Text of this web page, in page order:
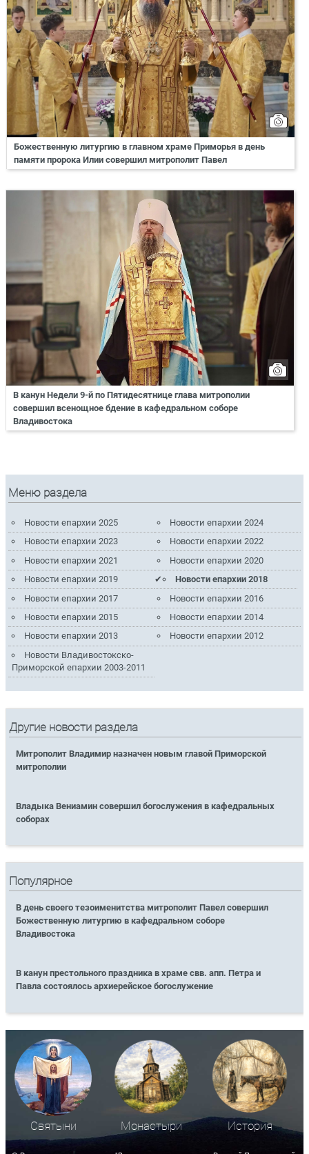
Божественную литургию в главном храме Приморья в день
памяти пророка Илии совершил митрополит Павел
В канун Недели 9-й по Пятидесятнице глава митрополии
совершил всенощное бдение в кафедральном соборе
Владивостока
Меню раздела
Новости епархии 2025
Новости епархии 2024
Новости епархии 2023
Новости епархии 2022
Новости епархии 2021
Новости епархии 2020
Новости епархии 2019
Новости епархии 2018
Новости епархии 2017
Новости епархии 2016
Новости епархии 2015
Новости епархии 2014
Новости епархии 2013
Новости епархии 2012
Новости Владивостокско-
Приморской епархии 2003-2011
Другие новости раздела
Митрополит Владимир назначен новым главой Приморской
митрополии
Владыка Вениамин совершил богослужения в кафедральных
соборах
Популярное
В день своего тезоименитства митрополит Павел совершил
Божественную литургию в кафедральном соборе
Владивостока
В канун престольного праздника в храме свв. апп. Петра и
Павла состоялось архиерейское богослужение
Святыни Монастыри История